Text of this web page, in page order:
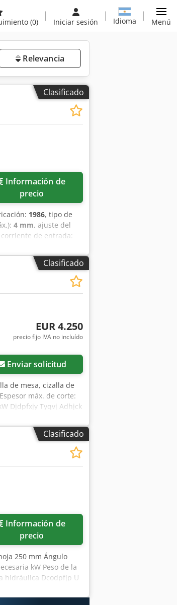
(0) Iniciar sesión Idioma Menú
Relevancia
Clasificado
precio
1986, tipo de
4 mm, ajuste del
de entrada:
Clasificado
EUR 4.250
precio fijo IVA no incluído
Enviar solicitud
de mesa, cizalla de
máx. de corte:
Djdpfxjy Tyqvj Adhjck
-Dimensiones de
Clasificado
precio
250 mm Ángulo
kW Peso de la
hidráulica Dcodpfjp U